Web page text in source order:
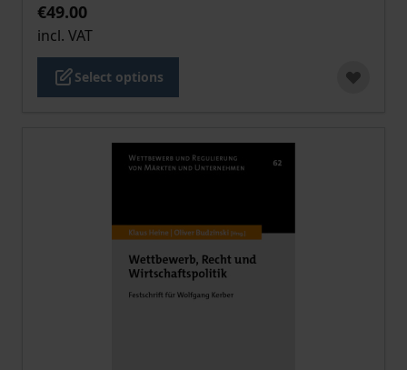
€49.00
incl. VAT
Select options